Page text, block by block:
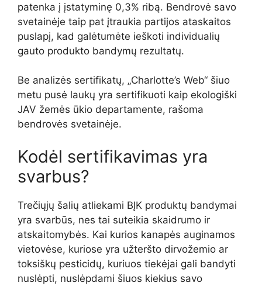
patenka į įstatyminę 0,3% ribą. Bendrovė savo
svetainėje taip pat įtraukia partijos ataskaitos
puslapį, kad galėtumėte ieškoti individualių
gauto produkto bandymų rezultatų.
Be analizės sertifikatų, „Charlotte’s Web“ šiuo
metu pusė laukų yra sertifikuoti kaip ekologiški
JAV žemės ūkio departamente, rašoma
bendrovės svetainėje.
Kodėl sertifikavimas yra
svarbus?
Trečiųjų šalių atliekami BĮK produktų bandymai
yra svarbūs, nes tai suteikia skaidrumo ir
atskaitomybės. Kai kurios kanapės auginamos
vietovėse, kuriose yra užteršto dirvožemio ar
toksiškų pesticidų, kuriuos tiekėjai gali bandyti
nuslėpti, nuslėpdami šiuos kiekius savo